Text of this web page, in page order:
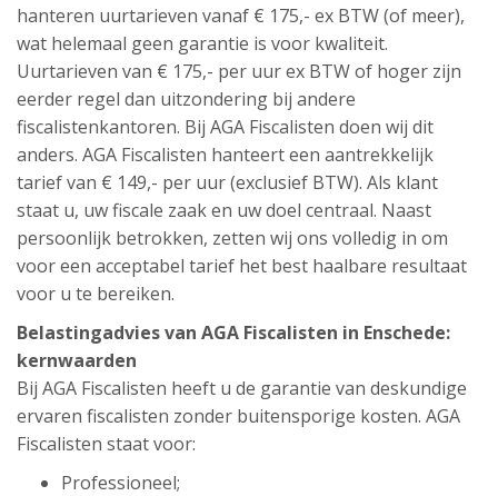
hanteren uurtarieven vanaf € 175,- ex BTW (of meer),
wat helemaal geen garantie is voor kwaliteit.
Uurtarieven van € 175,- per uur ex BTW of hoger zijn
eerder regel dan uitzondering bij andere
fiscalistenkantoren. Bij AGA Fiscalisten doen wij dit
anders. AGA Fiscalisten hanteert een aantrekkelijk
tarief van € 149,- per uur (exclusief BTW). Als klant
staat u, uw fiscale zaak en uw doel centraal. Naast
persoonlijk betrokken, zetten wij ons volledig in om
voor een acceptabel tarief het best haalbare resultaat
voor u te bereiken.
Belastingadvies van AGA Fiscalisten in Enschede:
kernwaarden
Bij AGA Fiscalisten heeft u de garantie van deskundige
ervaren fiscalisten zonder buitensporige kosten. AGA
Fiscalisten staat voor:
Professioneel;